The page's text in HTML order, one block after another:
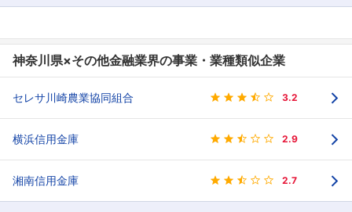
神奈川県×その他金融業界の事業・業種類似企業
セレサ川崎農業協同組合 3.2
横浜信用金庫 2.9
湘南信用金庫 2.7